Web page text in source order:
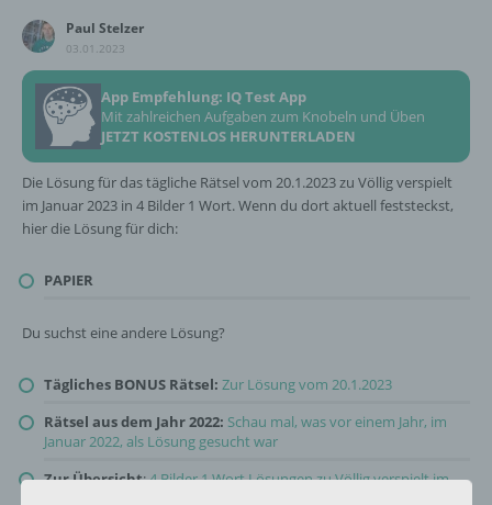
Paul Stelzer
03.01.2023
App Empfehlung: IQ Test App
Mit zahlreichen Aufgaben zum Knobeln und Üben
JETZT KOSTENLOS HERUNTERLADEN
Die Lösung für das tägliche Rätsel vom 20.1.2023 zu Völlig verspielt
im Januar 2023 in 4 Bilder 1 Wort. Wenn du dort aktuell feststeckst,
hier die Lösung für dich:
PAPIER
Du suchst eine andere Lösung?
Tägliches BONUS Rätsel: Zur Lösung vom 20.1.2023
Rätsel aus dem Jahr 2022: Schau mal, was vor einem Jahr, im
Januar 2022, als Lösung gesucht war
Zur Übersicht:4 Bilder 1 Wort Lösungen zu Völlig verspielt im